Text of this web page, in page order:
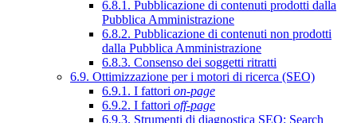
6.8.1. Pubblicazione di contenuti prodotti dalla
Pubblica Amministrazione
6.8.2. Pubblicazione di contenuti non prodotti
dalla Pubblica Amministrazione
6.8.3. Consenso dei soggetti ritratti
6.9. Ottimizzazione per i motori di ricerca (SEO)
6.9.1. I fattori on-page
6.9.2. I fattori off-page
6.9.3. Strumenti di diagnostica SEO: Search